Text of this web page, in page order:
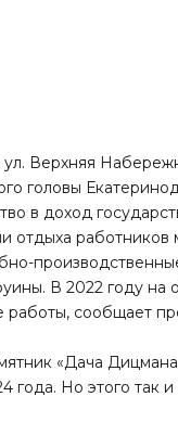
Верхняя
головы
в доход
отдыха
В 2022 году на
работы, сообщает
«Дача
года. Но этого так